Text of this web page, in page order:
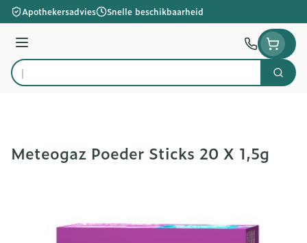
Ga naar de inhoud
Apothekersadvies Snelle beschikbaarheid
Menu
Product, merk, categorie...
Zoek
Meteogaz Poeder Sticks 20 X 1,5g